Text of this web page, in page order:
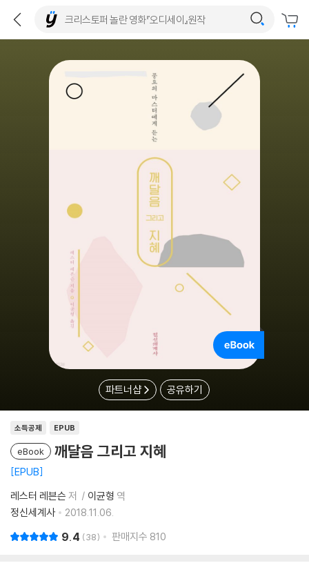
파트너샵 공유하기
소득공제 EPUB
eBook 깨달음 그리고 지혜
EPUB
레스터 레븐슨 저 이균형 역
정신세계사
2018.11.06.
9.4 38 판매지수 810